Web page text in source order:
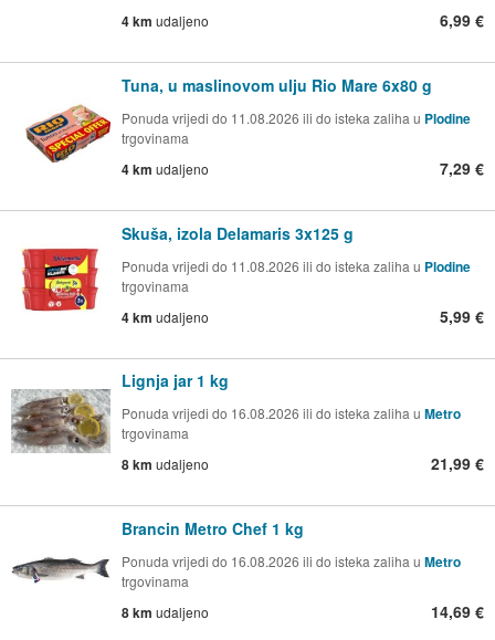
4 km udaljeno 6,99 €
Tuna, u maslinovom ulju Rio Mare 6x80 g
Ponuda vrijedi do 11.08.2026 ili do isteka zaliha u Plodine
trgovinama
4 km udaljeno 7,29 €
Skuša, izola Delamaris 3x125 g
Ponuda vrijedi do 11.08.2026 ili do isteka zaliha u Plodine
trgovinama
4 km udaljeno 5,99 €
Lignja jar 1 kg
Ponuda vrijedi do 16.08.2026 ili do isteka zaliha u Metro
trgovinama
8 km udaljeno 21,99 €
Brancin Metro Chef 1 kg
Ponuda vrijedi do 16.08.2026 ili do isteka zaliha u Metro
trgovinama
8 km udaljeno 14,69 €